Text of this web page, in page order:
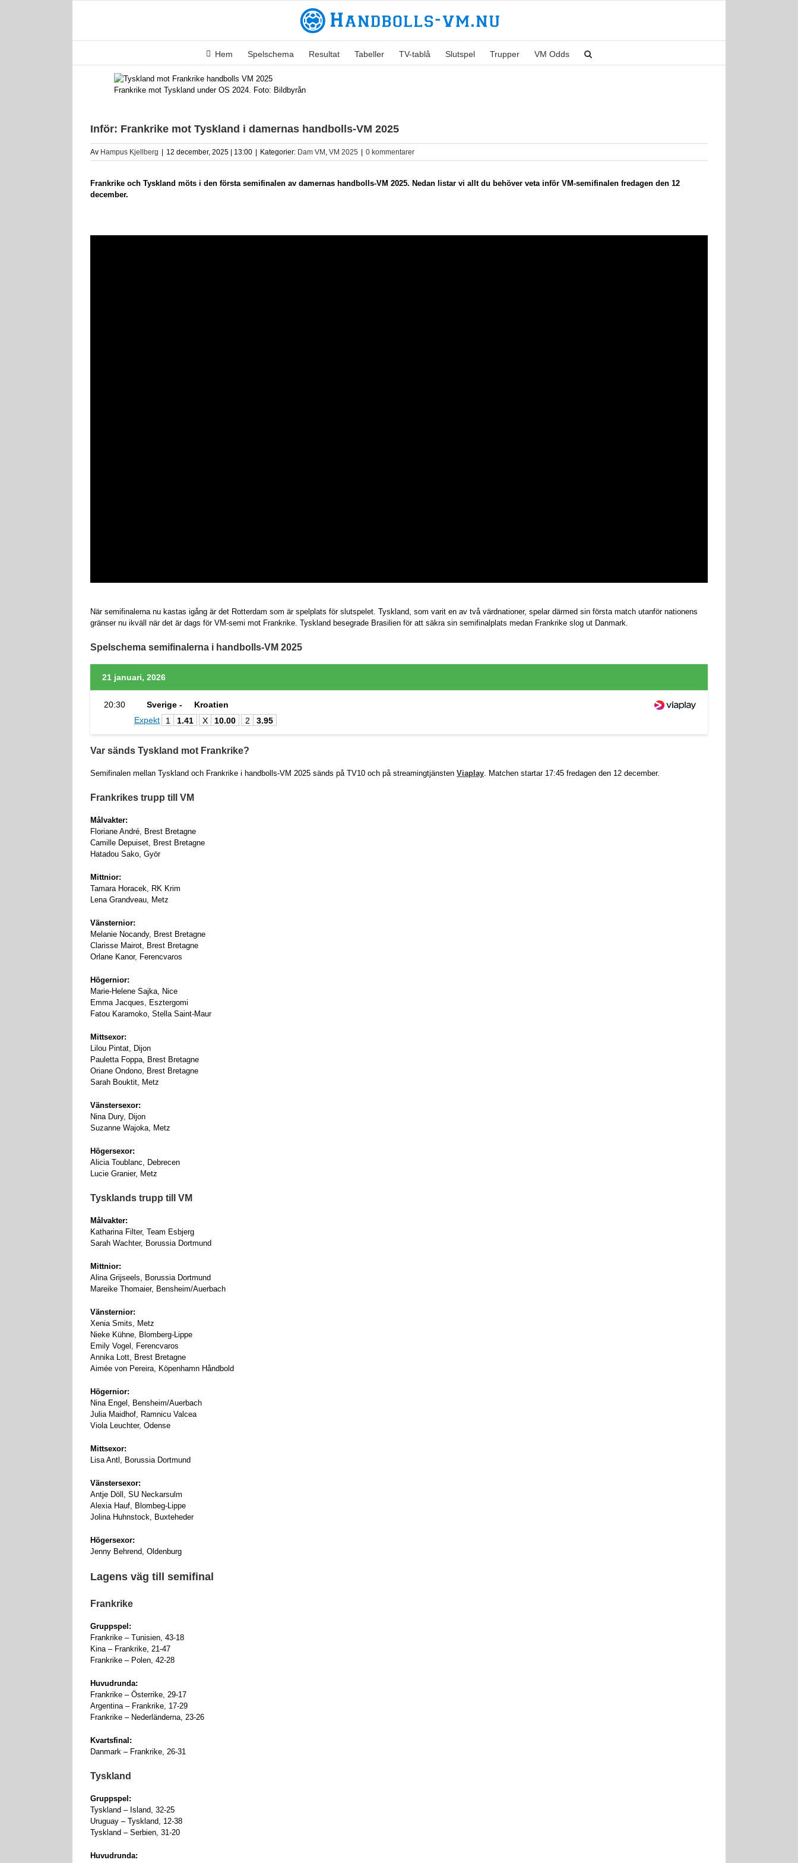
Hem Spelschema Resultat Tabeller TV-tablå Slutspel Trupper VM Odds
Frankrike mot Tyskland under OS 2024. Foto: Bildbyrån
Inför: Frankrike mot Tyskland i damernas handbolls-VM 2025
Av Hampus Kjellberg 12 december, 2025 | 13:00 Kategorier: Dam VM , VM 2025 0 kommentarer
Frankrike och Tyskland möts i den första semifinalen av damernas handbolls-VM 2025. Nedan listar vi allt du behöver veta inför VM-semifinalen fredagen den 12
december.
När semifinalerna nu kastas igång är det Rotterdam som är spelplats för slutspelet. Tyskland, som varit en av två värdnationer, spelar därmed sin första match utanför nationens
gränser nu ikväll när det är dags för VM-semi mot Frankrike. Tyskland besegrade Brasilien för att säkra sin semifinalplats medan Frankrike slog ut Danmark.
Spelschema semifinalerna i handbolls-VM 2025
21 januari, 2026
20:30 Sverige -
Kroatien
Expekt
1 1.41 X 10.00 2 3.95
Var sänds Tyskland mot Frankrike?
Semifinalen mellan Tyskland och Frankrike i handbolls-VM 2025 sänds på TV10 och på streamingtjänsten Viaplay. Matchen startar 17:45 fredagen den 12 december.
Frankrikes trupp till VM
Målvakter:
Floriane André, Brest Bretagne
Camille Depuiset, Brest Bretagne
Hatadou Sako, Györ
Mittnior:
Tamara Horacek, RK Krim
Lena Grandveau, Metz
Vänsternior:
Melanie Nocandy, Brest Bretagne
Clarisse Mairot, Brest Bretagne
Orlane Kanor, Ferencvaros
Högernior:
Marie-Helene Sajka, Nice
Emma Jacques, Esztergomi
Fatou Karamoko, Stella Saint-Maur
Mittsexor:
Lilou Pintat, Dijon
Pauletta Foppa, Brest Bretagne
Oriane Ondono, Brest Bretagne
Sarah Bouktit, Metz
Vänstersexor:
Nina Dury, Dijon
Suzanne Wajoka, Metz
Högersexor:
Alicia Toublanc, Debrecen
Lucie Granier, Metz
Tysklands trupp till VM
Målvakter:
Katharina Filter, Team Esbjerg
Sarah Wachter, Borussia Dortmund
Mittnior:
Alina Grijseels, Borussia Dortmund
Mareike Thomaier, Bensheim/Auerbach
Vänsternior:
Xenia Smits, Metz
Nieke Kühne, Blomberg-Lippe
Emily Vogel, Ferencvaros
Annika Lott, Brest Bretagne
Aimée von Pereira, Köpenhamn Håndbold
Högernior:
Nina Engel, Bensheim/Auerbach
Julia Maidhof, Ramnicu Valcea
Viola Leuchter, Odense
Mittsexor:
Lisa Antl, Borussia Dortmund
Vänstersexor:
Antje Döll, SU Neckarsulm
Alexia Hauf, Blombeg-Lippe
Jolina Huhnstock, Buxteheder
Högersexor:
Jenny Behrend, Oldenburg
Lagens väg till semifinal
Frankrike
Gruppspel:
Frankrike – Tunisien, 43-18
Kina – Frankrike, 21-47
Frankrike – Polen, 42-28
Huvudrunda:
Frankrike – Österrike, 29-17
Argentina – Frankrike, 17-29
Frankrike – Nederländerna, 23-26
Kvartsfinal:
Danmark – Frankrike, 26-31
Tyskland
Gruppspel:
Tyskland – Island, 32-25
Uruguay – Tyskland, 12-38
Tyskland – Serbien, 31-20
Huvudrunda: